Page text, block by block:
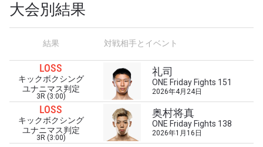
大会別結果
結果 対戦相手とイベント
LOSS
キックボクシング
ユナニマス判定
3R (3:00)
礼司
ONE Friday Fights 151
2026年4月24日
LOSS
キックボクシング
ユナニマス判定
3R (3:00)
奥村将真
ONE Friday Fights 138
2026年1月16日
対戦相手
最新情報をゲット
ONEチャンピオンシップとどこでも一緒！ 最新ニ
ュース、特別オファー、ライブイベントの最高の
席をゲットするため今すぐ登録を！
Eメール